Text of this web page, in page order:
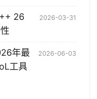
26
2026-03-31
年最
工具
2026-06-03